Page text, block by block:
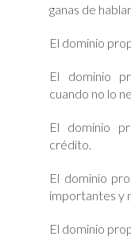
ganas de hablar.
El dominio
El dominio
cuando no lo
El dominio
crédito.
El dominio
importantes y
El dominio